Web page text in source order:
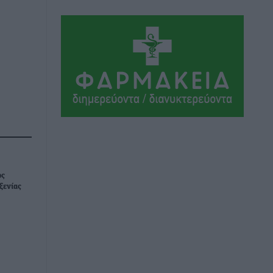
πριν 9 ώρες
Το στενό της Κρεμαστής μπήκε στη
λίστα των 7 θαυμάτων της αναμονής
Δημο-Κρίσεις• πριν 9 ώρες